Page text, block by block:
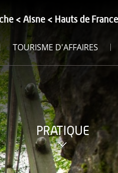
Aisne Hauts de France
TOURISME D'AFFAIRES
PRATIQUE